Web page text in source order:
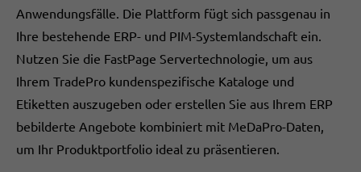
Anwendungsfälle. Die Plattform fügt sich passgenau in
Ihre bestehende ERP- und PIM-Systemlandschaft ein.
Nutzen Sie die FastPage Servertechnologie, um aus
Ihrem TradePro kundenspezifische Kataloge und
Etiketten auszugeben oder erstellen Sie aus Ihrem ERP
bebilderte Angebote kombiniert mit MeDaPro-Daten,
um Ihr Produktportfolio ideal zu präsentieren.